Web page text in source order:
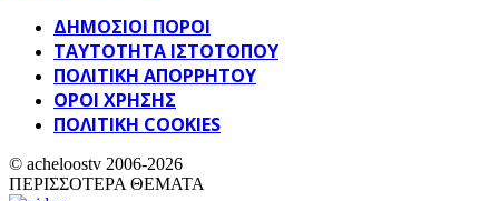
ΔΗΜΟΣΙΟΙ ΠΟΡΟΙ
ΤΑΥΤΌΤΗΤΑ ΙΣΤΌΤΟΠΟΥ
ΠΟΛΙΤΙΚΉ ΑΠΟΡΡΉΤΟΥ
ΌΡΟΙ ΧΡΉΣΗΣ
ΠΟΛΙΤΙΚΗ COOKIES
© acheloostv 2006-2026
ΠΕΡΙΣΣΟΤΕΡΑ ΘΕΜΑΤΑ